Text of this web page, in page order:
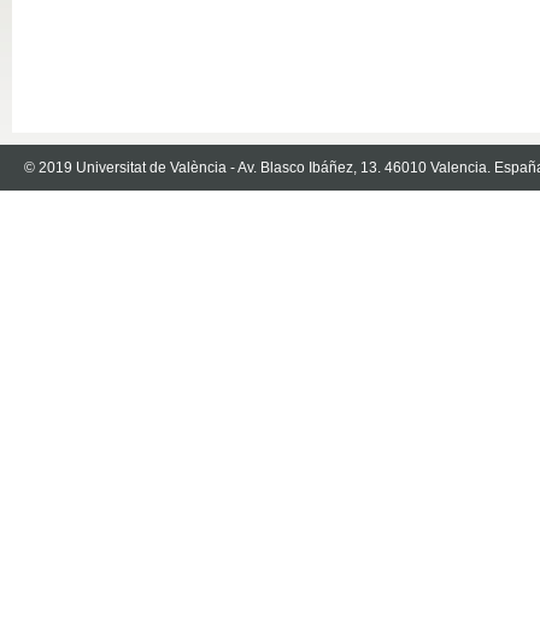
© 2019 Universitat de València - Av. Blasco Ibáñez, 13. 46010 Valencia.